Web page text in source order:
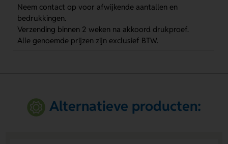
Neem contact op voor afwijkende aantallen en
bedrukkingen.
Verzending binnen 2 weken na akkoord drukproef.
Alle genoemde prijzen zijn exclusief BTW.
Alternatieve producten: